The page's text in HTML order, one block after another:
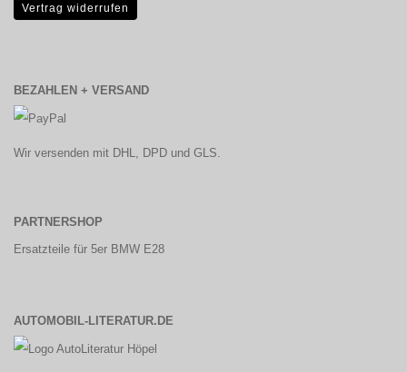
Vertrag widerrufen
BEZAHLEN + VERSAND
Wir versenden mit DHL, DPD und GLS.
PARTNERSHOP
Ersatzteile für 5er BMW E28
AUTOMOBIL-LITERATUR.DE